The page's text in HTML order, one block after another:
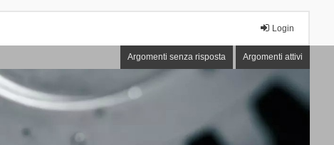
Login
Argomenti senza risposta Argomenti attivi